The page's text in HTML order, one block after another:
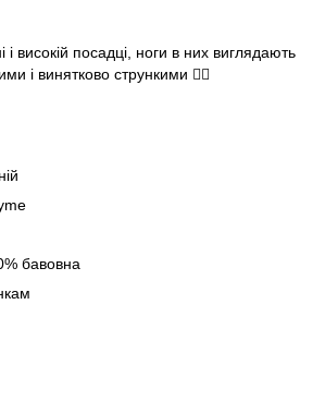
високій посадці, ноги в них виглядають
і винятково стрункими 👌🏻
бавовна